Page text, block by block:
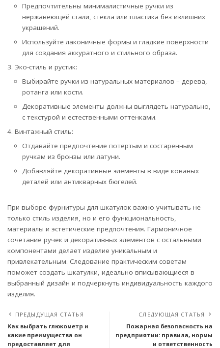
Предпочтительны минималистичные ручки из
нержавеющей стали, стекла или пластика без излишних
украшений.
Используйте лаконичные формы и гладкие поверхности
для создания аккуратного и стильного образа.
Эко-стиль и рустик:
Выбирайте ручки из натуральных материалов – дерева,
ротанга или кости.
Декоративные элементы должны выглядеть натурально,
с текстурой и естественными оттенками.
Винтажный стиль:
Отдавайте предпочтение потертым и состаренным
ручкам из бронзы или латуни.
Добавляйте декоративные элементы в виде кованых
деталей или антикварных бюгелей.
При выборе фурнитуры для шкатулок важно учитывать не
только стиль изделия, но и его функциональность,
материалы и эстетические предпочтения. Гармоничное
сочетание ручек и декоративных элементов с остальными
компонентами делает изделие уникальным и
привлекательным. Следование практическим советам
поможет создать шкатулки, идеально вписывающиеся в
выбранный дизайн и подчеркнуть индивидуальность каждого
изделия.
ПРЕДЫДУЩАЯ СТАТЬЯ
Как выбрать глюкометр и
какие преимущества он
предоставляет для
СЛЕДУЮЩАЯ СТАТЬЯ
Пожарная безопасность на
предприятии: правила, нормы
и ответственность